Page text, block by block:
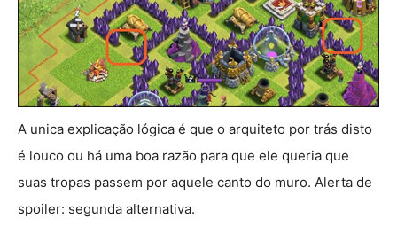
A unica explicação lógica é que o arquiteto por trás disto
é louco ou há uma boa razão para que ele queria que
suas tropas passem por aquele canto do muro. Alerta de
spoiler: segunda alternativa.